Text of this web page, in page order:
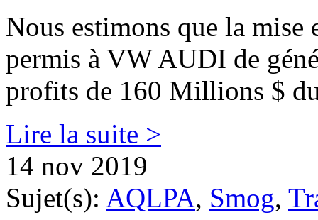
Nous estimons que la
permis à VW AUDI de
profits de 160 Millions $
Lire la suite >
14 nov 2019
Sujet(s): AQLPA, Smog,